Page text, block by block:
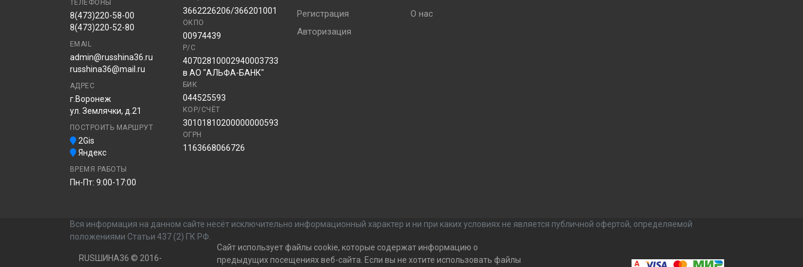
ТЕЛЕФОНЫ
8(473)220-58-00
8(473)220-52-80
EMAIL
admin@russhina36.ru
russhina36@mail.ru
АДРЕС
г.Воронеж
ул. Землячки, д.21
ПОСТРОИТЬ МАРШРУТ
2Gis
Яндекс
ВРЕМЯ РАБОТЫ
Пн-Пт: 9:00-17:00
3662226206/366201001
ОКПО
00974439
Р/С
40702810002940003733
в АО "АЛЬФА-БАНК"
БИК
044525593
КОР/СЧЁТ
30101810200000000593
ОГРН
1163668066726
Регистрация
Авторизация
О нас
Вся информация на данном сайте несёт исключительно информационный характер и ни при каких условиях не является публичной офертой, определяемой
положениями Статьи 437 (2) ГК РФ.
RUSШИНА36 © 2016-
Сайт использует файлы cookie, которые содержат информацию о
предыдущих посещениях веб-сайта. Если вы не хотите использовать файлы